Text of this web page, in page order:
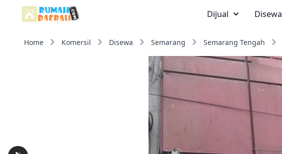
Dijual Disewa
Home Komersil Disewa Semarang Semarang Tengah